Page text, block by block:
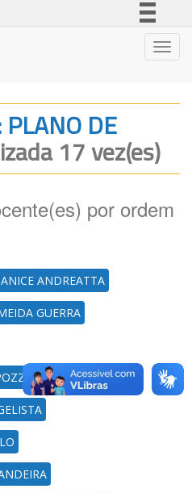
Legislação
Canais
DE
17 vez(es)
por ordem
ANDREATTA
GUERRA